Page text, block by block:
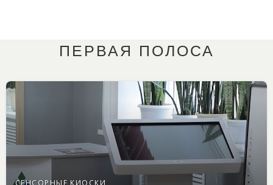
ПЕРВАЯ ПОЛОСА
СЕНСОРНЫЕ КИОСКИ